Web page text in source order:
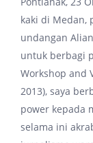
kaki di Medan,
undangan
untuk berbagi
Workshop and
2013), saya
power kepada
selama ini